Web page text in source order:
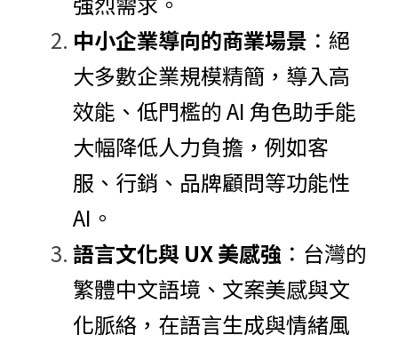
中小企業導向的商業場景 ：絕
大多數企業規模精簡，導入高
效能、低門檻的 AI 角色助手能
大幅降低人力負擔，例如客
服、行銷、品牌顧問等功能性
AI。
語言文化與 UX 美感強 ：台灣的
繁體中文語境、文案美感與文
化脈絡，在語言生成與情緒風